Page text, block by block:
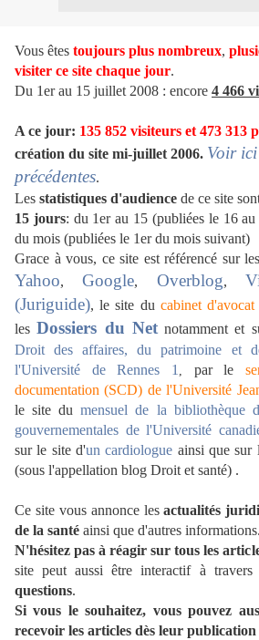
Vous êtes toujours plus nombreux,
visiter ce site chaque jour.
Du 1er au 15 juillet 2008 : encore 4 466
A ce jour: 135 852 visiteurs et 473 313
création du site mi-juillet 2006. Voir ici
précédentes.
Les statistiques d'audience de ce site
15 jours: du 1er au 15 (publiées le 16
du mois (publiées le 1er du mois suivant)
Grace à vous, ce site est référencé sur
Yahoo,Google, Overblog,
(Juriguide), le site du cabinet
les Dossiers du Netnotamment et
Droit des affaires, du patrimoine et
l'Université de Rennes 1 , par le
documentation (SCD) de l'Université
le site du mensuel de la bibliothèque
gouvernementales de l'Université
sur le site d'un cardiologue ainsi que sur
(sous l'appellation blog Droit et santé) .
Ce site vous annonce lesactualités
de la santé ainsi que d'autres informations.
N'hésitez pas à réagir sur tous les
site peut aussi être interactif à travers
questions.
Si vous le souhaitez, vous pouvez
recevoir les articles dès leur publication